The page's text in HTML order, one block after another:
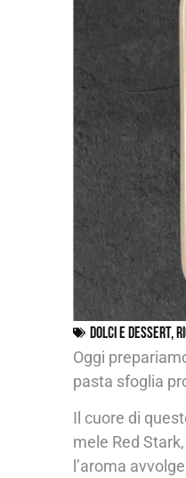
Dolci e dessert,
Oggi
pasta sfoglia
Il cuore di
mele Red
l’aroma